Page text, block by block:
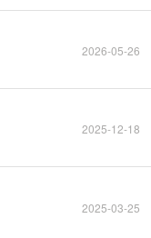
2026-05-26
2025-12-18
2025-03-25